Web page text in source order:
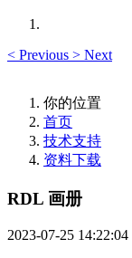
< Previous > Next
你的位置
首页
技术支持
资料下载
RDL 画册
2023-07-25 14:22:04